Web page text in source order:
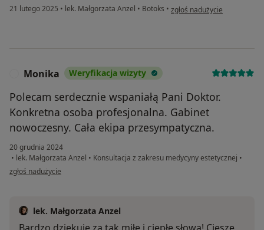
21 lutego 2025 • lek. Małgorzata Anzel • Botoks • w opinii użytkownika Ewa
zgłoś nadużycie
Monika Weryfikacja wizyty
Polecam serdecznie wspaniałą Pani Doktor.
Konkretna osoba profesjonalna. Gabinet
nowoczesny. Cała ekipa przesympatyczna.
20 grudnia 2024
• lek. Małgorzata Anzel • Konsultacja z zakresu medycyny estetycznej •
w opinii użytkownika Monika
zgłoś nadużycie
lek. Małgorzata Anzel